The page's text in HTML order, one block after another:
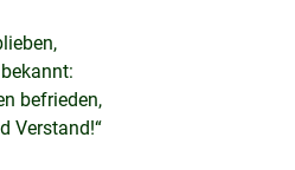
befrieden,
Verstand!“